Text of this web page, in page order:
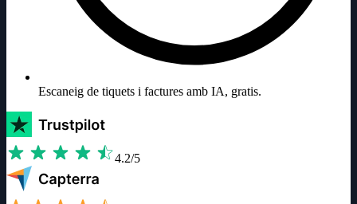
Escaneig de tiquets i factures amb IA, gratis.
4.2/5